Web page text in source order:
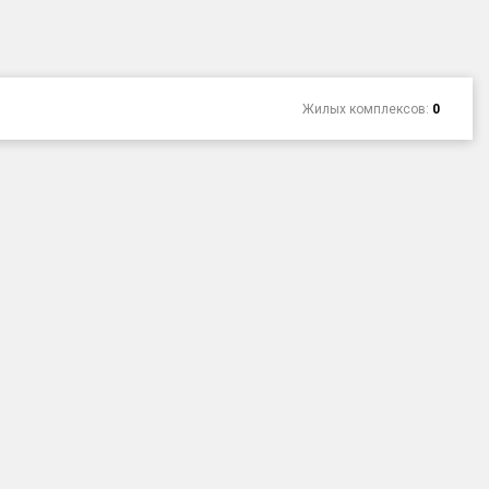
Жилых комплексов: 0